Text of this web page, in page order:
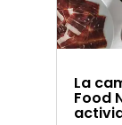
La
Food